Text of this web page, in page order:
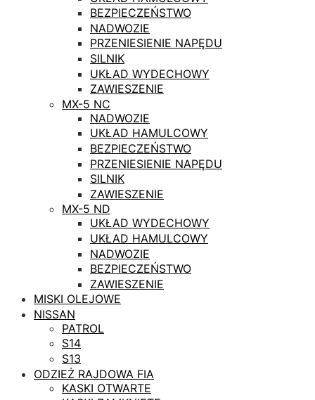
BEZPIECZEŃSTWO
NADWOZIE
PRZENIESIENIE NAPĘDU
SILNIK
UKŁAD WYDECHOWY
ZAWIESZENIE
MX-5 NC
NADWOZIE
UKŁAD HAMULCOWY
BEZPIECZEŃSTWO
PRZENIESIENIE NAPĘDU
SILNIK
ZAWIESZENIE
MX-5 ND
UKŁAD WYDECHOWY
UKŁAD HAMULCOWY
NADWOZIE
BEZPIECZEŃSTWO
ZAWIESZENIE
MISKI OLEJOWE
NISSAN
PATROL
S14
S13
ODZIEŻ RAJDOWA FIA
KASKI OTWARTE